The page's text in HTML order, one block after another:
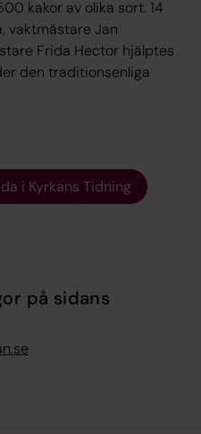
kakor av olika sort. 14
vaktmästare Jan
Frida Hector hjälptes
den traditionsenliga
i Kyrkans Tidning
på sidans